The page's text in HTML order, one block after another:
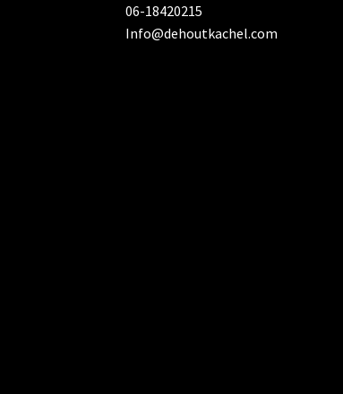
06-18420215
Info@dehoutkachel.com